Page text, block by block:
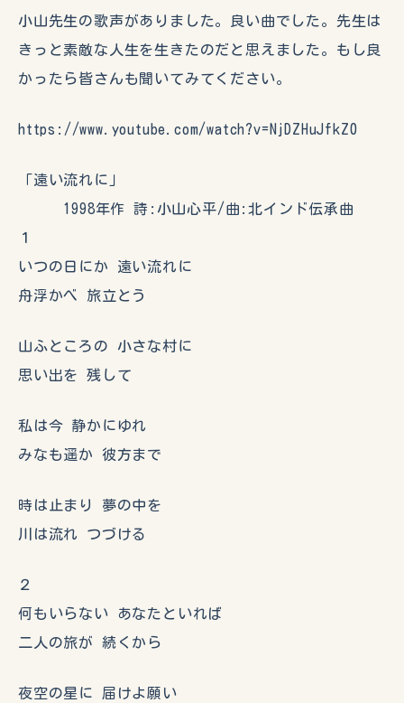
小山先生の歌声がありました。良い曲でした。先生は
きっと素敵な人生を生きたのだと思えました。もし良
かったら皆さんも聞いてみてください。
https://www.youtube.com/watch?v=NjDZHuJfkZ0
「遠い流れに」
1998年作 詩:小山心平/曲:北インド伝承曲
１
いつの日にか 遠い流れに
舟浮かべ 旅立とう
山ふところの 小さな村に
思い出を 残して
私は今 静かにゆれ
みなも遥か 彼方まで
時は止まり 夢の中を
川は流れ つづける
２
何もいらない あなたといれば
二人の旅が 続くから
夜空の星に 届けよ願い